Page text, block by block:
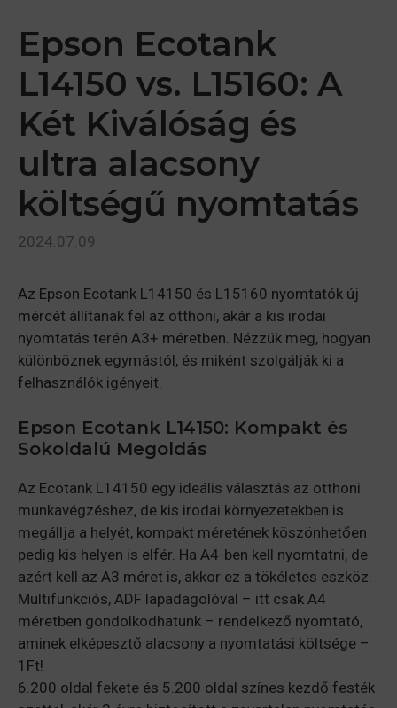
Epson Ecotank
L14150 vs. L15160: A
Két Kiválóság és
ultra alacsony
költségű nyomtatás
2024.07.09.
Az Epson Ecotank L14150 és L15160 nyomtatók új
mércét állítanak fel az otthoni, akár a kis irodai
nyomtatás terén A3+ méretben. Nézzük meg, hogyan
különböznek egymástól, és miként szolgálják ki a
felhasználók igényeit.
Epson Ecotank L14150: Kompakt és
Sokoldalú Megoldás
Az Ecotank L14150 egy ideális választás az otthoni
munkavégzéshez, de kis irodai környezetekben is
megállja a helyét, kompakt méretének köszönhetően
pedig kis helyen is elfér. Ha A4-ben kell nyomtatni, de
azért kell az A3 méret is, akkor ez a tökéletes eszköz.
Multifunkciós, ADF lapadagolóval – itt csak A4
méretben gondolkodhatunk – rendelkező nyomtató,
aminek elképesztő alacsony a nyomtatási költsége –
1Ft!
6.200 oldal fekete és 5.200 oldal színes kezdő festék